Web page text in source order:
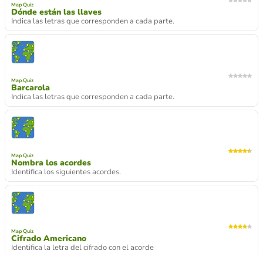
Map Quiz
Dónde están las llaves
Indica las letras que corresponden a cada parte.
Map Quiz
Barcarola
Indica las letras que corresponden a cada parte.
Map Quiz
Nombra los acordes
Identifica los siguientes acordes.
Map Quiz
Cifrado Americano
Identifica la letra del cifrado con el acorde